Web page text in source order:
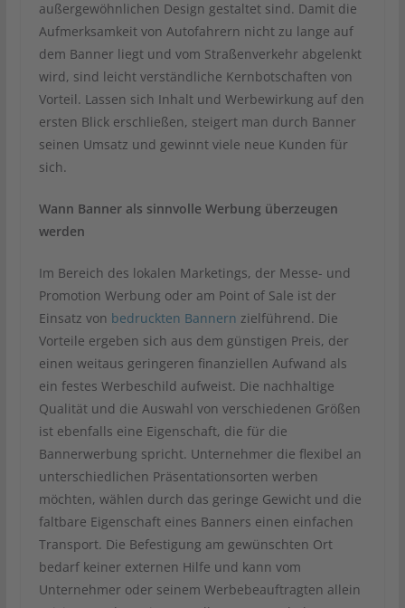
außergewöhnlichen Design gestaltet sind. Damit die
Aufmerksamkeit von Autofahrern nicht zu lange auf
dem Banner liegt und vom Straßenverkehr abgelenkt
wird, sind leicht verständliche Kernbotschaften von
Vorteil. Lassen sich Inhalt und Werbewirkung auf den
ersten Blick erschließen, steigert man durch Banner
seinen Umsatz und gewinnt viele neue Kunden für
sich.
Wann Banner als sinnvolle Werbung überzeugen
werden
Im Bereich des lokalen Marketings, der Messe- und
Promotion Werbung oder am Point of Sale ist der
Einsatz von bedruckten Bannern zielführend. Die
Vorteile ergeben sich aus dem günstigen Preis, der
einen weitaus geringeren finanziellen Aufwand als
ein festes Werbeschild aufweist. Die nachhaltige
Qualität und die Auswahl von verschiedenen Größen
ist ebenfalls eine Eigenschaft, die für die
Bannerwerbung spricht. Unternehmer die flexibel an
unterschiedlichen Präsentationsorten werben
möchten, wählen durch das geringe Gewicht und die
faltbare Eigenschaft eines Banners einen einfachen
Transport. Die Befestigung am gewünschten Ort
bedarf keiner externen Hilfe und kann vom
Unternehmer oder seinem Werbebeauftragten allein